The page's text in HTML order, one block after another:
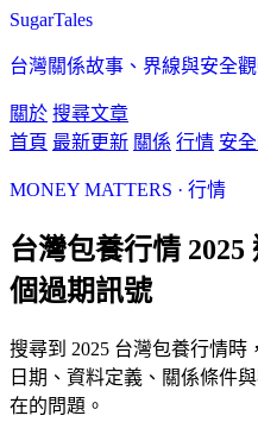
SugarTales
台灣關係故事、界線與安全
關於 搜尋文章
首頁 最新更新 關係 行情 安
MONEY MATTERS · 行情
台灣包養行情
個過期訊號
搜尋到 2025 台灣包養行情
日期、資料定義、關係條件
在的問題。